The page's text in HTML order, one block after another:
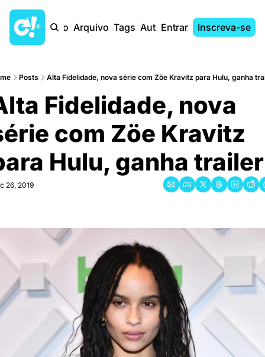
Início Arquivo Tags AutoresEntrar Inscreva-se
Posts Alta Fidelidade, nova série com Zöe Kravitz para Hulu, ganha
Fidelidade, nova
com Zöe Kravitz
Hulu, ganha trailer
26, 2019